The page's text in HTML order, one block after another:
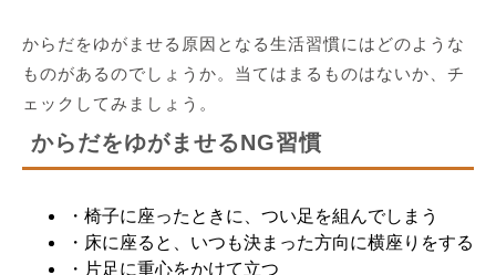
からだをゆがませる原因となる生活習慣にはどのような
ものがあるのでしょうか。当てはまるものはないか、チ
ェックしてみましょう。
からだをゆがませるNG習慣
・椅子に座ったときに、つい足を組んでしまう
・床に座ると、いつも決まった方向に横座りをする
・片足に重心をかけて立つ